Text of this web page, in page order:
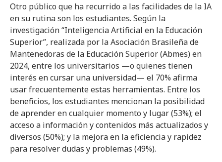
Otro público que ha recurrido a las facilidades de la IA
en su rutina son los estudiantes. Según la
investigación “Inteligencia Artificial en la Educación
Superior”, realizada por la Asociación Brasileña de
Mantenedoras de la Educación Superior (Abmes) en
2024, entre los universitarios —o quienes tienen
interés en cursar una universidad— el 70% afirma
usar frecuentemente estas herramientas. Entre los
beneficios, los estudiantes mencionan la posibilidad
de aprender en cualquier momento y lugar (53%); el
acceso a información y contenidos más actualizados y
diversos (50%); y la mejora en la eficiencia y rapidez
para resolver dudas y problemas (49%).